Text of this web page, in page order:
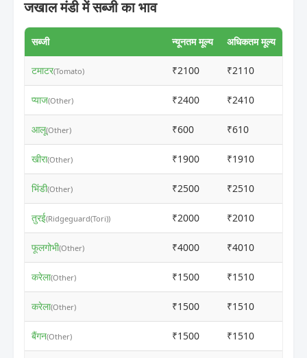
जखाल मंडी में सब्जी का भाव
सब्जी न्यूनतम मूल्य अधिकतम मूल्य
टमाटर(Tomato) ₹2100 ₹2110
प्याज(Other) ₹2400 ₹2410
आलू(Other) ₹600 ₹610
खीरा(Other) ₹1900 ₹1910
भिंडी(Other) ₹2500 ₹2510
तुरई(Ridgeguard(Tori)) ₹2000 ₹2010
फूलगोभी(Other) ₹4000 ₹4010
करेला(Other) ₹1500 ₹1510
करेला(Other) ₹1500 ₹1510
बैंगन(Other) ₹1500 ₹1510